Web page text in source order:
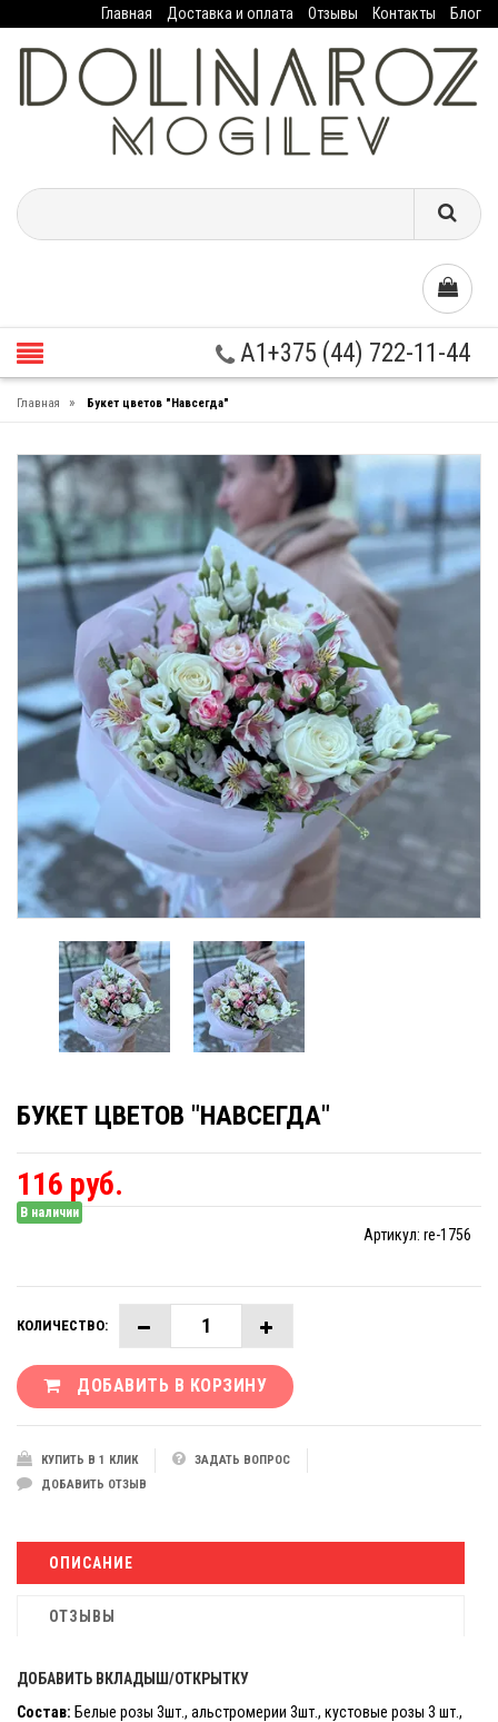
Главная Доставка и оплата Отзывы Контакты Блог
A1+375 (44) 722-11-44
Главная » Букет цветов "Навсегда"
БУКЕТ ЦВЕТОВ "НАВСЕГДА"
116 руб.
В наличии
Артикул: re-1756
КОЛИЧЕСТВО:
ДОБАВИТЬ В КОРЗИНУ
КУПИТЬ В 1 КЛИК
ЗАДАТЬ ВОПРОС
ДОБАВИТЬ ОТЗЫВ
ОПИСАНИЕ
ОТЗЫВЫ
ДОБАВИТЬ ВКЛАДЫШ/ОТКРЫТКУ
Состав: Белые розы 3шт., альстромерии 3шт., кустовые розы 3 шт.,